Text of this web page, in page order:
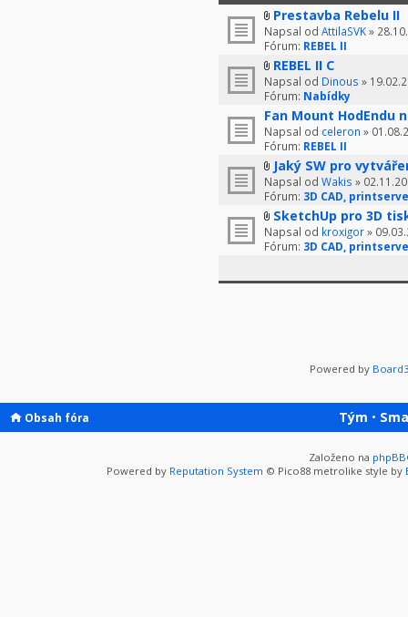
Prestavba Rebelu II
Napsal od AttilaSVK»
Fórum: REBEL II
REBEL II C
Napsal od Dinous »
Fórum: Nabídky
Fan Mount HodEndu
Napsal od celeron »
Fórum: REBEL II
Jaký SW pro
Napsal od Wakis »
Fórum: 3D CAD,
SketchUp pro 3D
Napsal od kroxigor»
Fórum: 3D CAD,
Powered by
Obsah fóra Tým •
Založeno na phpBB
Powered by Reputation System © Pico88 metrolike style by